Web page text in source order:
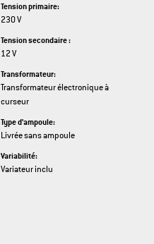
Tension primaire:
230 V
Tension secondaire :
12 V
Transformateur:
Transformateur électronique à
curseur
Type d'ampoule:
Livrée sans ampoule
Variabilité:
Variateur inclu